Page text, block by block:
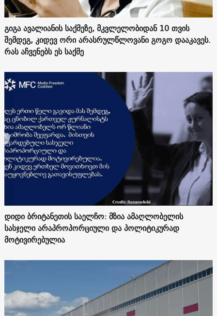
გიგა ავალიანის საქმეზე, მკვლელობიდან 10 თვის
შემდეგ, კიდევ ორი არასრულწლოვანი გოგო დააკავეს.
რას აჩვენებს ეს საქმე
დიდი ბრიტანეთის საელჩო: მზია ამაღლობელის
სასჯელი არაპროპორციული და პოლიტიკურად
მოტივირებულია